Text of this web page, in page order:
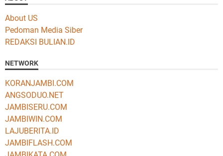
About US
Pedoman Media Siber
REDAKSI BULIAN.ID
NETWORK
KORANJAMBI.COM
ANGSODUO.NET
JAMBISERU.COM
JAMBIWIN.COM
LAJUBERITA.ID
JAMBIFLASH.COM